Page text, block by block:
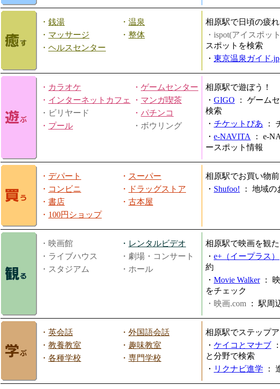
・ 銭湯 ・ 温泉
・ マッサージ ・ 整体
・ ヘルスセンター
相原駅で日頃の疲
・ispot(アイスポッ
スポットを検索
・ 東京温泉ガイド.jp
・ カラオケ ・ ゲームセンター
・ インターネットカフェ ・ マンガ喫茶
・ビリヤード
・ パチンコ
・ プール ・ボウリング
相原駅で遊ぼう！
・ GIGO ： ゲーム
検索
・ チケットぴあ ：
・ e-NAVITA ： e-
ースポット情報
・ デパート ・ スーパー
・ コンビニ ・
ドラッグストア
・ 書店 ・ 古本屋
・ 100円ショップ
相原駅でお買い物
・ Shufoo! ： 地域の
・映画館 ・ レンタルビデオ
・ライブハウス
・劇場・コンサート
・スタジアム
・ホール
相原駅で映画を観
・ e+（イープラス）
約
・ Movie Walker：
をチェック
・映画.com ： 駅周
・ 英会話 ・ 外国語会話
・ 教養教室 ・ 趣味教室
・ 各種学校 ・ 専門学校
相原駅でステップ
・ ケイコとマナブ ：
と分野で検索
・ リクナビ進学 ：